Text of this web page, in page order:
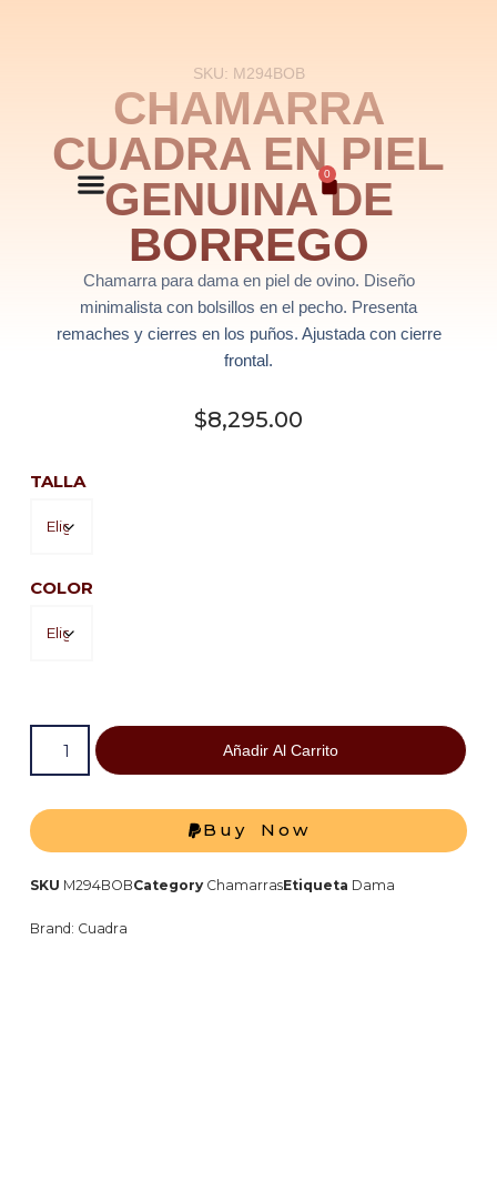
0
SKU: M294BOB
CHAMARRA
CUADRA EN PIEL
GENUINA DE
BORREGO
Chamarra para dama en piel de ovino. Diseño
minimalista con bolsillos en el pecho. Presenta
remaches y cierres en los puños. Ajustada con cierre
frontal.
$8,295.00
TALLA
COLOR
Añadir Al Carrito
Buy Now
SKU M294BOBCategory ChamarrasEtiqueta Dama
Brand: Cuadra